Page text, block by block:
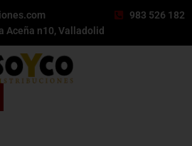
983 526 182
Aceña n10, Valladolid